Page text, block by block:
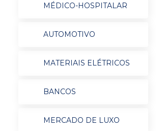
MÉDICO-HOSPITALAR
AUTOMOTIVO
MATERIAIS ELÉTRICOS
BANCOS
MERCADO DE LUXO